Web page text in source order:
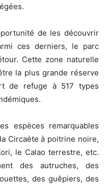
de les découvrir
ces derniers, le parc
Cette zone naturelle
la plus grande réserve
de refuge à 517 types
espèces remarquables
Circaète à poitrine noire,
le Calao terrestre, etc.
des autruches, des
des guêpiers, des